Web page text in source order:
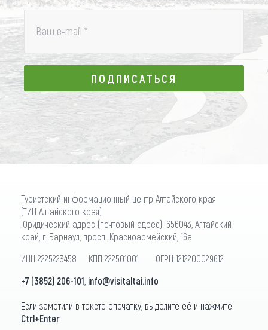
Ваш e-mail *
ПОДПИСАТЬСЯ
ПОДПИСАТЬСЯ
Туристский информационный центр Алтайского края
(ТИЦ Алтайского края)
Юридический адрес (почтовый адрес): 656043, Алтайский
край, г. Барнаул, просп. Красноармейский, 16а
ИНН 2225223458 КПП 222501001 ОГРН 1212200029612
+7 (3852) 206-101 info@visitaltai.info
Если заметили в тексте опечатку, выделите её и нажмите
Ctrl+Enter